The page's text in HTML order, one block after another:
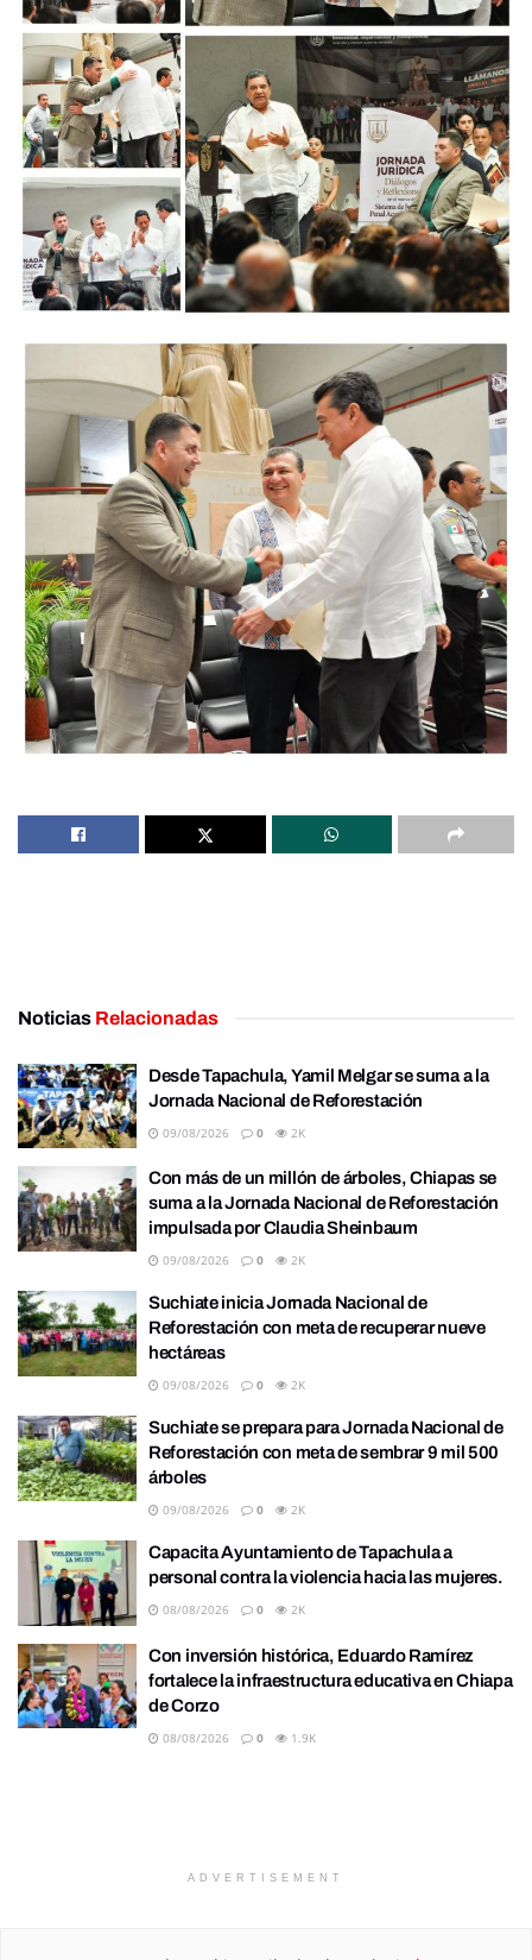
Noticias Relacionadas
Desde Tapachula, Yamil Melgar se suma a la
Jornada Nacional de Reforestación
09/08/2026 0 2K
Con más de un millón de árboles, Chiapas se
suma a la Jornada Nacional de Reforestación
impulsada por Claudia Sheinbaum
09/08/2026 0 2K
Suchiate inicia Jornada Nacional de
Reforestación con meta de recuperar nueve
hectáreas
09/08/2026 0 2K
Suchiate se prepara para Jornada Nacional de
Reforestación con meta de sembrar 9 mil 500
árboles
09/08/2026 0 2K
Capacita Ayuntamiento de Tapachula a
personal contra la violencia hacia las mujeres.
08/08/2026 0 2K
Con inversión histórica, Eduardo Ramírez
fortalece la infraestructura educativa en Chiapa
de Corzo
08/08/2026 0 1.9K
ADVERTISEMENT